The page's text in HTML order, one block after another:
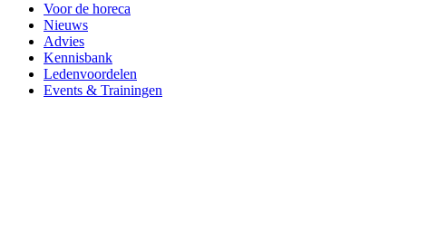
Voor de horeca
Nieuws
Advies
Kennisbank
Ledenvoordelen
Events & Trainingen